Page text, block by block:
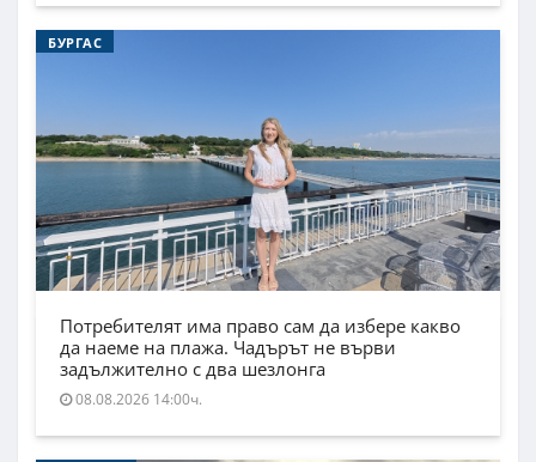
БУРГАС
Потребителят има право сам да избере какво
да наеме на плажа. Чадърът не върви
задължително с два шезлонга
08.08.2026 14:00ч.